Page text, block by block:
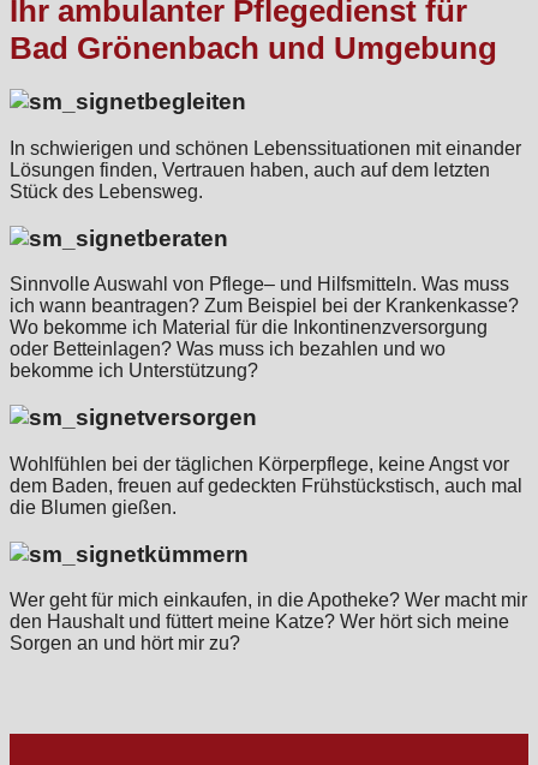
Ihr ambulanter Pflegedienst für
Bad Grönenbach und Umgebung
begleiten
In schwierigen und schönen Lebenssituationen mit einander
Lösungen finden, Vertrauen haben, auch auf dem letzten
Stück des Lebensweg.
beraten
Sinnvolle Auswahl von Pflege– und Hilfsmitteln. Was muss
ich wann beantragen? Zum Beispiel bei der Krankenkasse?
Wo bekomme ich Material für die Inkontinenzversorgung
oder Betteinlagen? Was muss ich bezahlen und wo
bekomme ich Unterstützung?
versorgen
Wohlfühlen bei der täglichen Körperpflege, keine Angst vor
dem Baden, freuen auf gedeckten Frühstückstisch, auch mal
die Blumen gießen.
kümmern
Wer geht für mich einkaufen, in die Apotheke? Wer macht mir
den Haushalt und füttert meine Katze? Wer hört sich meine
Sorgen an und hört mir zu?